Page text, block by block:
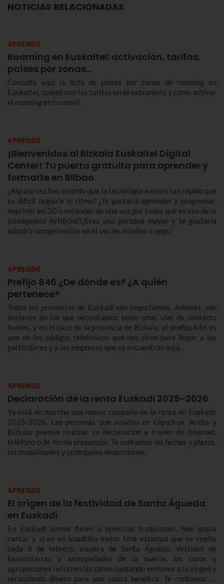
NOTICIAS RELACIONADAS
APRENDE
Roaming en Euskaltel: activación, tarifas,
países por zonas…
Consulta aquí la lista de países por zonas de roaming en
Euskaltel, cuáles son las tarifas en el extranjero y cómo activar
el roaming en tu móvil.
APRENDE
¡Bienvenidos al Bizkaia Euskaltel Digital
Center! Tu puerta gratuita para aprender y
formarte en Bilbao
¿Alguna vez has sentido que la tecnología avanza tan rápido que
es difícil seguirle el ritmo? ¿Te gustaría aprender a programar,
imprimir en 3D o entender de una vez por todas qué es eso de la
Inteligencia Artificial?¿Eres una persona mayor y te gustaría
adquirir competencias en el uso de móviles o apps?
APRENDE
Prefijo 846 ¿De dónde es? ¿A quién
pertenece?
Todas las provincias de Euskadi son importantes. Además, son
enclaves en los que necesitamos tener unas vías de contacto
fiables, y en el caso de la provincia de Bizkaia, el prefijo 846 es
uno de los códigos telefónicos que nos sirve para llegar a los
particulares y a las empresas que se encuentran aquí.
APRENDE
Declaración de la renta Euskadi 2025-2026
Ya está en marcha una nueva campaña de la renta en Euskadi:
2025-2026. Las personas que residan en Gipuzkoa, Araba y
Bizkaia pueden realizar su declaración a través de internet,
teléfono o de forma presencial. Te contamos las fechas y plazos,
las modalidades y principales deducciones.
APRENDE
El origen de la festividad de Santa Águeda
en Euskadi
En Euskadi somos fieles a nuestras tradiciones. Nos gusta
cantar y si es en kuadrilla mejor. Una estampa que se repite
cada 4 de febrero, víspera de Santa Águeda. Vestidos de
baserritarras y acompañados de la makila, los coros y
agrupaciones recorren las calles cantando en honor a la virgen y
recaudando dinero para una causa benéfica. Te contamos la